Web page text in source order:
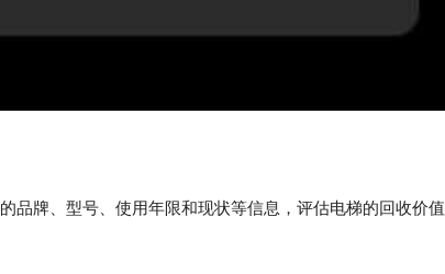
品牌、型号、使用年限和现状等信息，评估电梯的回收价值